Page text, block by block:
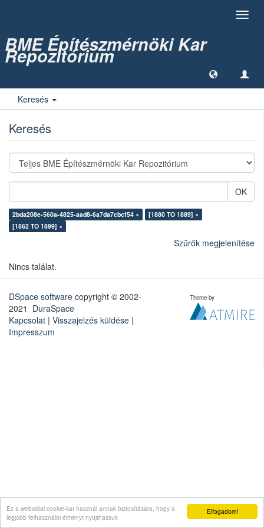
Elfogadom!
Ez a weboldal cookie-kat használ annak biztosítására, hogy a
legjobb felhasználói élményt nyújthassuk
BME Építészmérnöki Kar
Repozitórium
Keresés
Keresés
OK
2bda208e-560a-4825-aad8-6a7da7cbcf54 ×
[1880 TO 1889] ×
[1862 TO 1899] ×
Szűrők megjelenítése
Nincs találat.
DSpace software copyright © 2002-
2021 DuraSpace
Kapcsolat | Visszajelzés küldése |
Impresszum
Theme by